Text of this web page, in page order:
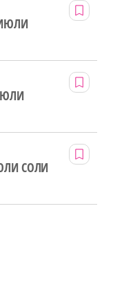
СОЛИ